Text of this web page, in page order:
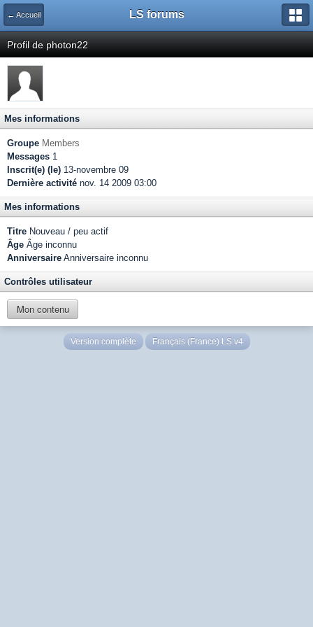
← Accueil LS forums
Profil de photon22
Mes informations
Groupe Members
Messages 1
Inscrit(e) (le) 13-novembre 09
Dernière activité nov. 14 2009 03:00
Mes informations
Titre Nouveau / peu actif
Âge Âge inconnu
Anniversaire Anniversaire inconnu
Contrôles utilisateur
Mon contenu
Version complète Français (France) LS v4